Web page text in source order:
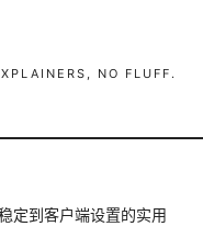
NO FLUFF.
定到客户端设置的实用